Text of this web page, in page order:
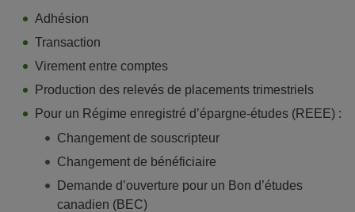
Adhésion
Transaction
Virement entre comptes
Production des relevés de placements trimestriels
Pour un Régime enregistré d’épargne-études (REEE) :
Changement de souscripteur
Changement de bénéficiaire
Demande d’ouverture pour un Bon d’études
canadien (BEC)